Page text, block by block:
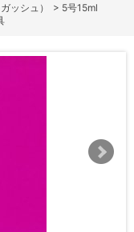
ッシュ） > 5号15ml